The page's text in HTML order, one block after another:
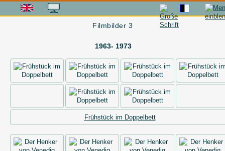
Filmbilder 3
1963- 1973
Frühstück im Doppelbett